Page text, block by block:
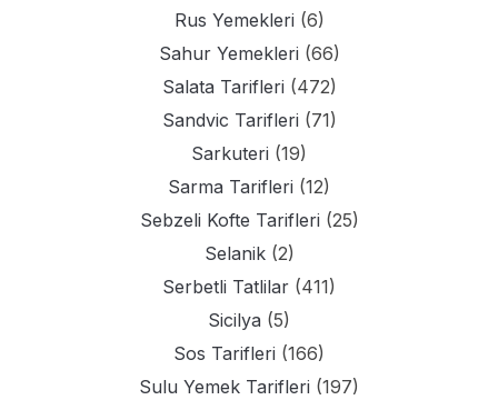
Rus Yemekleri (6)
Sahur Yemekleri (66)
Salata Tarifleri (472)
Sandvic Tarifleri (71)
Sarkuteri (19)
Sarma Tarifleri (12)
Sebzeli Kofte Tarifleri (25)
Selanik(2)
Serbetli Tatlilar (411)
Sicilya (5)
Sos Tarifleri (166)
Sulu Yemek Tarifleri (197)